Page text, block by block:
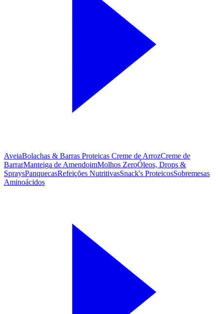
AveiaBolachas & Barras Proteicas Creme de ArrozCreme de
BarrarManteiga de AmendoimMolhos ZeroÓleos, Drops &
SpraysPanquecasRefeições NutritivasSnack's ProteicosSobremesas
Aminoácidos